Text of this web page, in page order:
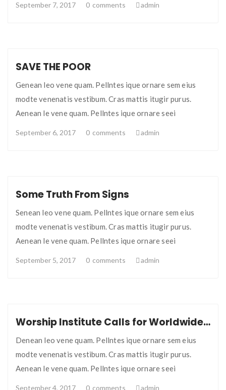
September 7, 2017 0 comments admin
SAVE THE POOR
Genean leo vene quam. Pellntes ique ornare sem eius
modte venenatis vestibum. Cras mattis itugir purus.
Aenean le vene quam. Pellntes ique ornare seei
September 6, 2017 0 comments admin
Some Truth From Signs
Senean leo vene quam. Pellntes ique ornare sem eius
modte venenatis vestibum. Cras mattis itugir purus.
Aenean le vene quam. Pellntes ique ornare seei
September 5, 2017 0 comments admin
Worship Institute Calls for Worldwide Prayer
Denean leo vene quam. Pellntes ique ornare sem eius
modte venenatis vestibum. Cras mattis itugir purus.
Aenean le vene quam. Pellntes ique ornare seei
September 4, 2017 0 comments admin